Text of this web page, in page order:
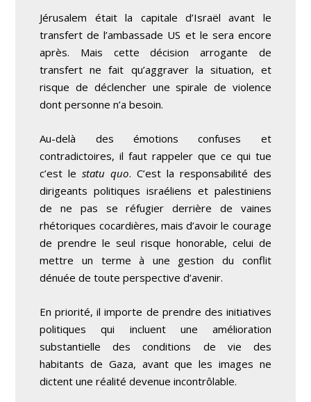
Jérusalem était la capitale d’Israël avant le
transfert de l’ambassade US et le sera encore
après. Mais cette décision arrogante de
transfert ne fait qu’aggraver la situation, et
risque de déclencher une spirale de violence
dont personne n’a besoin.
Au-delà des émotions confuses et
contradictoires, il faut rappeler que ce qui tue
c’est lestatu quo. C’est la responsabilité des
dirigeants politiques israéliens et palestiniens
de ne pas se réfugier derrière de vaines
rhétoriques cocardières, mais d’avoir le courage
de prendre le seul risque honorable, celui de
mettre un terme à une gestion du conflit
dénuée de toute perspective d’avenir.
En priorité, il importe de prendre des initiatives
politiques qui incluent une amélioration
substantielle des conditions de vie des
habitants de Gaza, avant que les images ne
dictent une réalité devenue incontrôlable.